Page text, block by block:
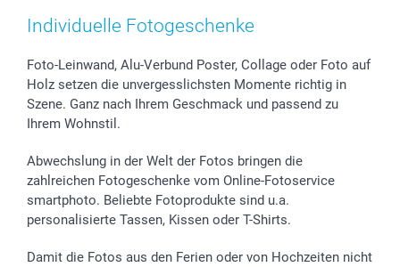
Individuelle Fotogeschenke
Foto-Leinwand, Alu-Verbund Poster, Collage oder Foto auf
Holz setzen die unvergesslichsten Momente richtig in
Szene. Ganz nach Ihrem Geschmack und passend zu
Ihrem Wohnstil.
Abwechslung in der Welt der Fotos bringen die
zahlreichen Fotogeschenke vom Online-Fotoservice
smartphoto. Beliebte Fotoprodukte sind u.a.
personalisierte Tassen, Kissen oder T-Shirts.
Damit die Fotos aus den Ferien oder von Hochzeiten nicht